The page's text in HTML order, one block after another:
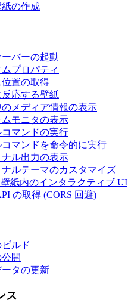
の作成
ーバーの起動
プロパティ
位置の取得
応する壁紙
メディア情報の表示
ムモニタの表示
コマンドの実行
コマンドを命令的に実行
ナル出力の表示
ナルテーマのカスタマイズ
紙内のインタラクティブ UI
の取得 (CORS 回避)
ルド
開
ータの更新
ス